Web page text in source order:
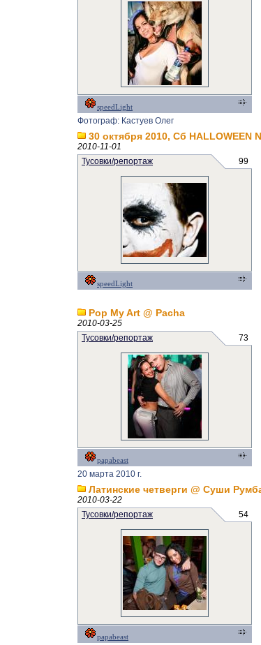
speedLight
Фотограф: Кастуев Олег
30 октября 2010, Сб HALLOWEEN
2010-11-01
Тусовки/репортаж
99
speedLight
Pop My Art @ Pacha
2010-03-25
Тусовки/репортаж
73
papabeast
20 марта 2010 г.
Латинские четверги @ Суши
2010-03-22
Тусовки/репортаж
54
papabeast